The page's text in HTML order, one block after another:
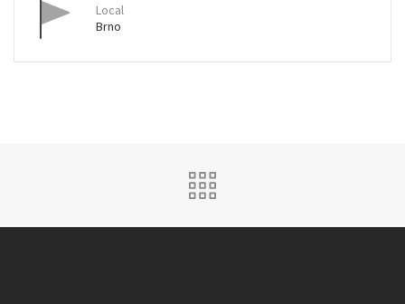
Local
Brno